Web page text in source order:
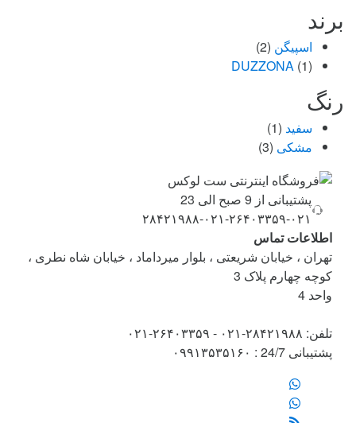
برند
اسپیگن (2)
DUZZONA (1)
رنگ
سفید (1)
مشکی (3)
Brands
Carousel
پشتیبانی از 9 صبح الی 23
۰۲۱-۲۶۴۰۳۳۵۹-۰۲۱-۲۸۴۲۱۹۸۸
اطلاعات تماس
تهران ، خیابان شریعتی ، بلوار میرداماد ، خیابان شاه نطری ،
کوچه چهارم پلاک 3
واحد 4
تلفن: ۲۸۴۲۱۹۸۸-۰۲۱ - ۲۶۴۰۳۳۵۹-۰۲۱
پشتیبانی 24/7 : ۰۹۹۱۳۵۳۵۱۶۰